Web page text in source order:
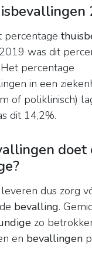
percentage
was dit
percentage
in een
of poliklinisch)
dit 14,2%.
doet
leveren dus zorg
bevalling.
zo
en bevallingen